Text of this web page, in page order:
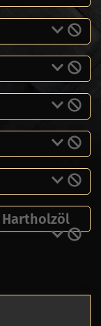
Hartholzöl